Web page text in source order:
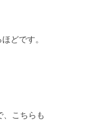
どです。
こちらも